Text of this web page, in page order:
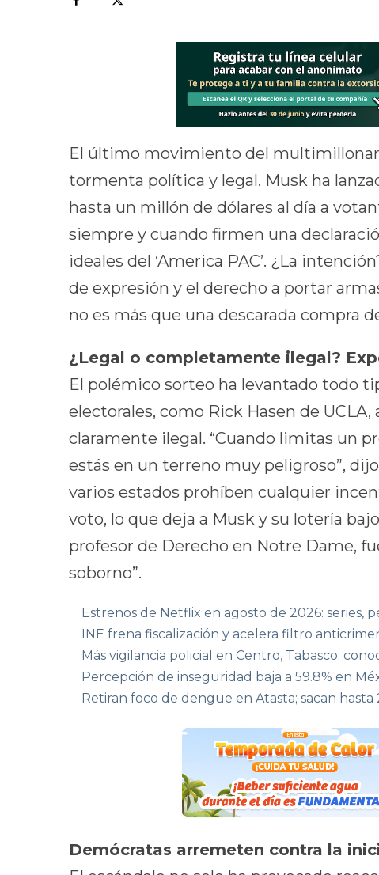
El último movimiento del
tormenta política y legal. Musk ha
hasta un millón de dólares al día a
siempre y cuando firmen una
ideales del ‘America PAC’. ¿La
de expresión y el derecho a portar
no es más que una descarada compra
¿Legal o completamente ilegal?
El polémico sorteo ha levantado todo
electorales, como Rick Hasen de
claramente ilegal. “Cuando limitas un
estás en un terreno muy peligroso”,
varios estados prohíben cualquier
voto, lo que deja a Musk y su lotería
profesor de Derecho en Notre Dame,
soborno”.
Estrenos de Netflix en agosto de 2026: series,
INE frena fiscalización y acelera filtro
Más vigilancia policial en Centro, Tabasco;
Percepción de inseguridad baja a 59.8% en
Retiran foco de dengue en Atasta; sacan
Demócratas arremeten contra la